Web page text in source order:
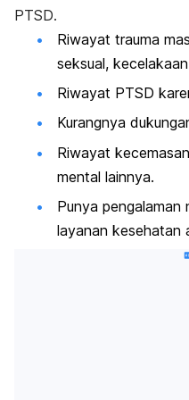
PTSD.
Riwayat trauma
seksual,
Riwayat PTSD
Kurangnya
Riwayat
mental lainnya.
Punya
layanan kesehatan